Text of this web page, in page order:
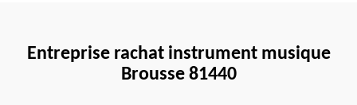
Entreprise rachat instrument musique
Brousse 81440